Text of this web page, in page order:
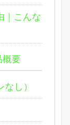
｜こんな
概要
し）